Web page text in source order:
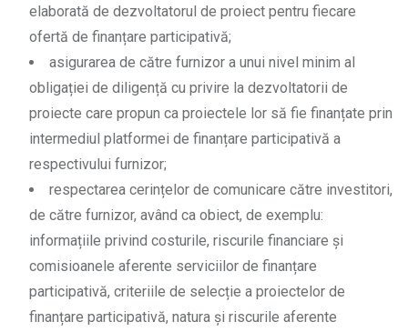
elaborată de dezvoltatorul de proiect pentru fiecare
ofertă de finanțare participativă;
asigurarea de către furnizor a unui nivel minim al
obligației de diligență cu privire la dezvoltatorii de
proiecte care propun ca proiectele lor să fie finanțate prin
intermediul platformei de finanțare participativă a
respectivului furnizor;
respectarea cerințelor de comunicare către investitori,
de către furnizor, având ca obiect, de exemplu:
informațiile privind costurile, riscurile financiare și
comisioanele aferente serviciilor de finanțare
participativă, criteriile de selecție a proiectelor de
finanțare participativă, natura și riscurile aferente